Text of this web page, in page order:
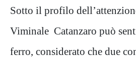
Sotto il profilo
Viminale Catanzaro può
ferro, considerato che due